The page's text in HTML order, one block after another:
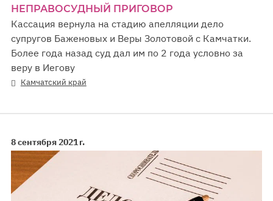
НЕПРАВОСУДНЫЙ ПРИГОВОР
Кассация вернула на стадию апелляции дело
супругов Баженовых и Веры Золотовой с Камчатки.
Более года назад суд дал им по 2 года условно за
веру в Иегову
Камчатский край
8 сентября 2021 г.